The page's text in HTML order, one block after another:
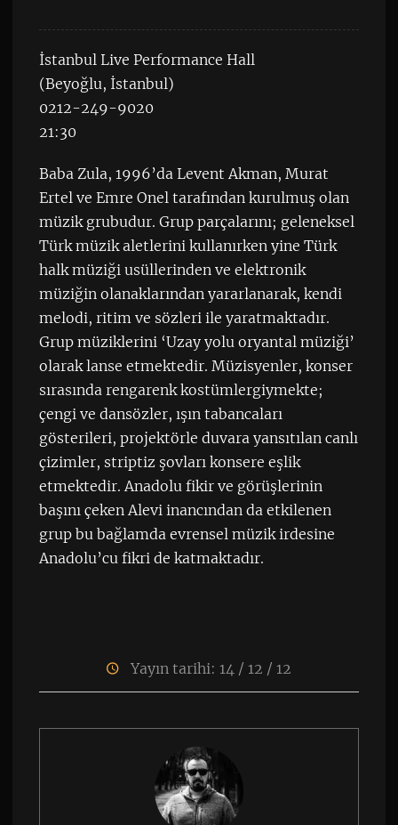
İstanbul Live Performance Hall
(Beyoğlu, İstanbul)
0212-249-9020
21:30
Baba Zula, 1996’da Levent Akman, Murat
Ertel ve Emre Onel tarafından kurulmuş olan
müzik grubudur. Grup parçalarını; geleneksel
Türk müzik aletlerini kullanırken yine Türk
halk müziği usüllerinden ve elektronik
müziğin olanaklarından yararlanarak, kendi
melodi, ritim ve sözleri ile yaratmaktadır.
Grup müziklerini ‘Uzay yolu oryantal müziği’
olarak lanse etmektedir. Müzisyenler, konser
sırasında rengarenk kostümlergiymekte;
çengi ve dansözler, ışın tabancaları
gösterileri, projektörle duvara yansıtılan canlı
çizimler, striptiz şovları konsere eşlik
etmektedir. Anadolu fikir ve görüşlerinin
başını çeken Alevi inancından da etkilenen
grup bu bağlamda evrensel müzik irdesine
Anadolu’cu fikri de katmaktadır.
Yayın tarihi: 14 / 12 / 12